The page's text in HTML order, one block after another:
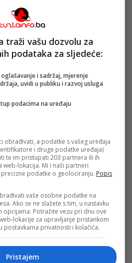
WEBTV
izvore energije
TK
izvore energije
i TK
traži vašu dozvolu za
podataka za sljedeće:
i sadržaj, mjerenje
uvidi u publiku i razvoj usluga
podacima na uređaju
obrađivati, a podatke s vašeg uređaja
i druge podatke uređaja)
te im pristupati 203 partnera ili ih
lokacija. Mi i naši partneri
podatke o geolociranju. Popis
vaše osobne podatke na
Ako se ne slažete s tim, u nastavku
opcijama. Potražite vezu pri dnu ove
lokacije za upravljanje pristankom
postavkama privatnosti i kolačića.
Pristajem